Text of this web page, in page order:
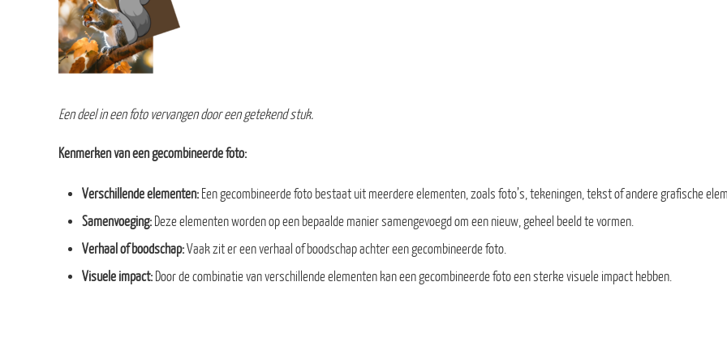
Een deel in een foto vervangen door een getekend stuk.
Kenmerken van een gecombineerde foto:
Verschillende elementen:Een gecombineerde foto bestaat uit meerdere elementen, zoals foto’s, tekeningen, tekst of andere grafische
Samenvoeging:Deze elementen worden op een bepaalde manier samengevoegd om een nieuw, geheel beeld te vormen.
Verhaal of boodschap:Vaak zit er een verhaal of boodschap achter een gecombineerde foto.
Visuele impact:Door de combinatie van verschillende elementen kan een gecombineerde foto een sterke visuele impact hebben.